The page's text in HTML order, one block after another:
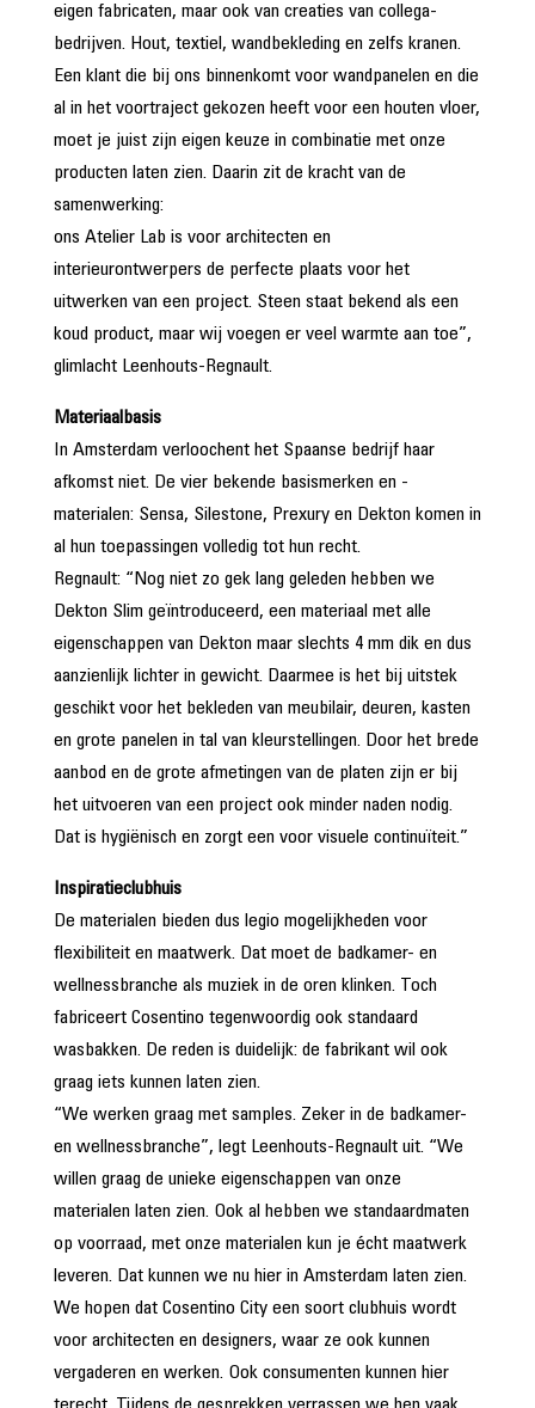
eigen fabricaten, maar ook van creaties van collega-
bedrijven. Hout, textiel, wandbekleding en zelfs kranen.
Een klant die bij ons binnenkomt voor wandpanelen en die
al in het voortraject gekozen heeft voor een houten vloer,
moet je juist zijn eigen keuze in combinatie met onze
producten laten zien. Daarin zit de kracht van de
samenwerking:
ons Atelier Lab is voor architecten en
interieurontwerpers de perfecte plaats voor het
uitwerken van een project. Steen staat bekend als een
koud product, maar wij voegen er veel warmte aan toe”,
glimlacht Leenhouts-Regnault.
Materiaalbasis
In Amsterdam verloochent het Spaanse bedrijf haar
afkomst niet. De vier bekende basismerken en -
materialen: Sensa, Silestone, Prexury en Dekton komen in
al hun toepassingen volledig tot hun recht.
Regnault: “Nog niet zo gek lang geleden hebben we
Dekton Slim geïntroduceerd, een materiaal met alle
eigenschappen van Dekton maar slechts 4 mm dik en dus
aanzienlijk lichter in gewicht. Daarmee is het bij uitstek
geschikt voor het bekleden van meubilair, deuren, kasten
en grote panelen in tal van kleurstellingen. Door het brede
aanbod en de grote afmetingen van de platen zijn er bij
het uitvoeren van een project ook minder naden nodig.
Dat is hygiënisch en zorgt een voor visuele continuïteit.”
Inspiratieclubhuis
De materialen bieden dus legio mogelijkheden voor
flexibiliteit en maatwerk. Dat moet de badkamer- en
wellnessbranche als muziek in de oren klinken. Toch
fabriceert Cosentino tegenwoordig ook standaard
wasbakken. De reden is duidelijk: de fabrikant wil ook
graag iets kunnen laten zien.
“We werken graag met samples. Zeker in de badkamer-
en wellnessbranche”, legt Leenhouts-Regnault uit. “We
willen graag de unieke eigenschappen van onze
materialen laten zien. Ook al hebben we standaardmaten
op voorraad, met onze materialen kun je écht maatwerk
leveren. Dat kunnen we nu hier in Amsterdam laten zien.
We hopen dat Cosentino City een soort clubhuis wordt
voor architecten en designers, waar ze ook kunnen
vergaderen en werken. Ook consumenten kunnen hier